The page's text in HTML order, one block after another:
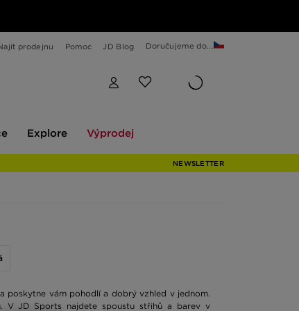
prodejnu Pomoc JD Blog Doručujeme do...
Explore Výprodej
NEWSLETTER
poskytne vám pohodlí a dobrý vzhled v jednom.
V JD Sports najdete spoustu střihů a barev v